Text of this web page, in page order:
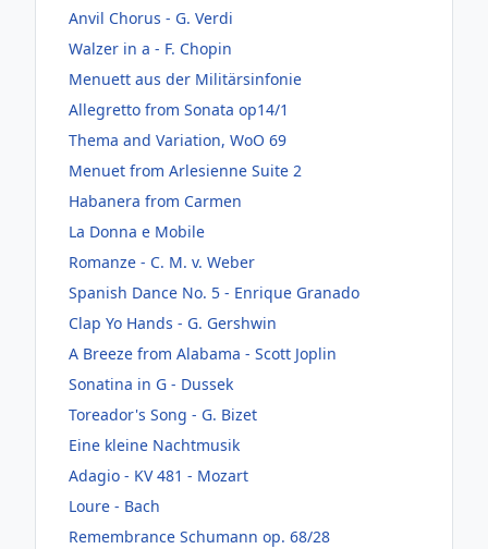
Anvil Chorus - G. Verdi
Walzer in a - F. Chopin
Menuett aus der Militärsinfonie
Allegretto from Sonata op14/1
Thema and Variation, WoO 69
Menuet from Arlesienne Suite 2
Habanera from Carmen
La Donna e Mobile
Romanze - C. M. v. Weber
Spanish Dance No. 5 - Enrique Granado
Clap Yo Hands - G. Gershwin
A Breeze from Alabama - Scott Joplin
Sonatina in G - Dussek
Toreador's Song - G. Bizet
Eine kleine Nachtmusik
Adagio - KV 481 - Mozart
Loure - Bach
Remembrance Schumann op. 68/28